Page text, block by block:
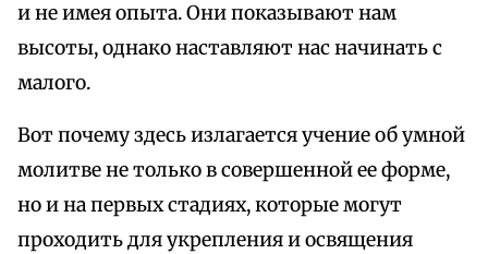
и не имея опыта. Они показывают нам
высоты, однако наставляют нас начинать с
малого.
Вот почему здесь излагается учение об умной
молитве не только в совершенной ее форме,
но и на первых стадиях, которые могут
проходить для укрепления и освящения